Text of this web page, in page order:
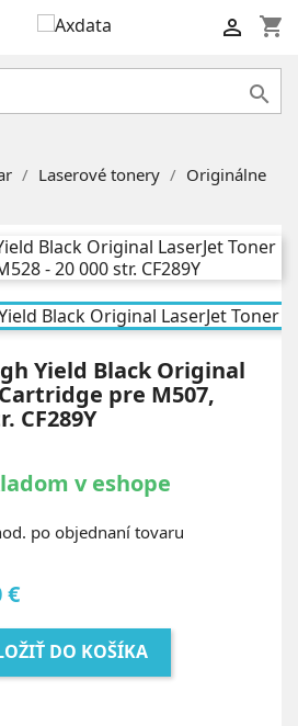
shopping_cart


Laserové tonery
Originálne
Yield Black Original
pre M507,
CF289Y
v eshope
po objednaní tovaru
€
DO KOŠÍKA